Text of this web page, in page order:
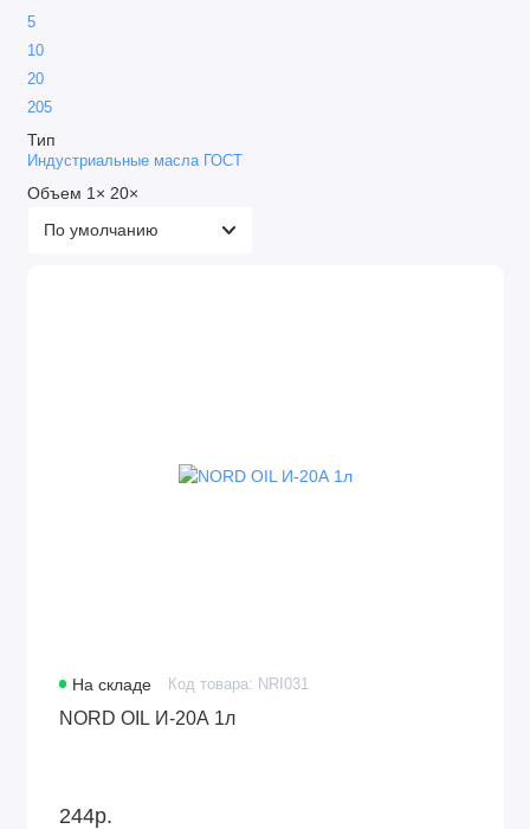
5
10
20
205
Тип
Индустриальные масла ГОСТ
Объем 1 × 20×
На складе Код товара: NRI031
NORD OIL И-20А 1л
244р.